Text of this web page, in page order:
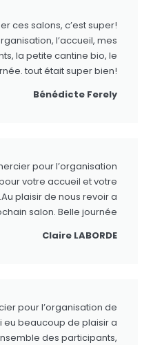
ces salons, c’est super!
l’accueil, mes
la petite cantine bio, le
tout était super bien!
Bénédicte Ferely
pour l’organisation
votre accueil et votre
plaisir de nous revoir a
salon. Belle journée
Claire LABORDE
pour l’organisation de
eu beaucoup de plaisir a
des participants,